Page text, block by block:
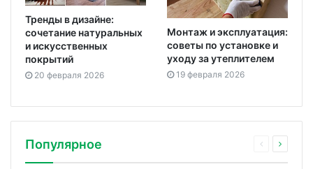
Тренды в дизайне:
сочетание натуральных
и искусственных
покрытий
20 февраля 2026
Монтаж и эксплуатация:
советы по установке и
уходу за утеплителем
19 февраля 2026
Популярное